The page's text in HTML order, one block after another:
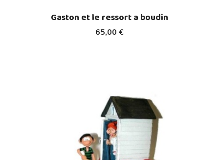
65,00 €
Gaston et le ressort a boudin